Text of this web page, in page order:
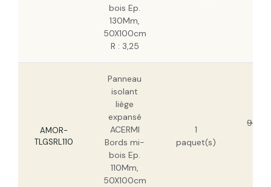
bois Ep.
130Mm,
50X100cm
R : 3,25
AMOR-
TLGSRL110
Panneau
isolant
liège
expansé
ACERMI
Bords mi-
bois Ep.
110Mm,
50X100cm
1
paquet(s)
99,51